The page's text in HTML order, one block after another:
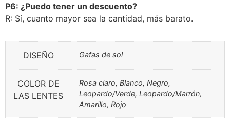
P6: ¿Puedo tener un descuento?
R: Sí, cuanto mayor sea la cantidad, más barato.
DISEÑO Gafas de sol
COLOR DE
LAS LENTES
Rosa claro, Blanco, Negro,
Leopardo/Verde, Leopardo/Marrón,
Amarillo, Rojo